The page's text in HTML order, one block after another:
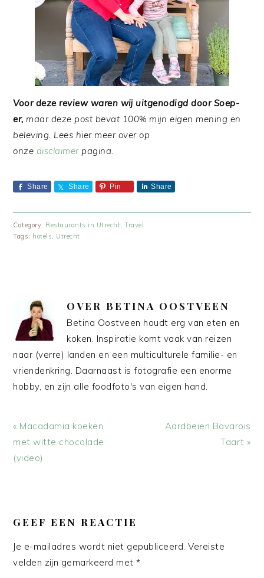
Voor deze review waren wij uitgenodigd door Soep-
er, maar deze post bevat 100% mijn eigen mening en
beleving. Lees hier meer over op
onze disclaimerpagina.
Share Share Pin Share
Category: Restaurants in Utrecht,Travel
Tags: hotels, Utrecht
OVER BETINA OOSTVEEN
Betina Oostveen houdt erg van eten en
koken. Inspiratie komt vaak van reizen
naar (verre) landen en een multiculturele familie- en
vriendenkring. Daarnaast is fotografie een enorme
hobby, en zijn alle foodfoto's van eigen hand.
Vorig
bericht:
« Macadamia koeken
met witte chocolade
(video)
Volgend
Aardbeien Bavarois
Taart »
INTERACTIES
GEEF EEN REACTIE
Je e-mailadres wordt niet gepubliceerd. Vereiste
velden zijn gemarkeerd met*